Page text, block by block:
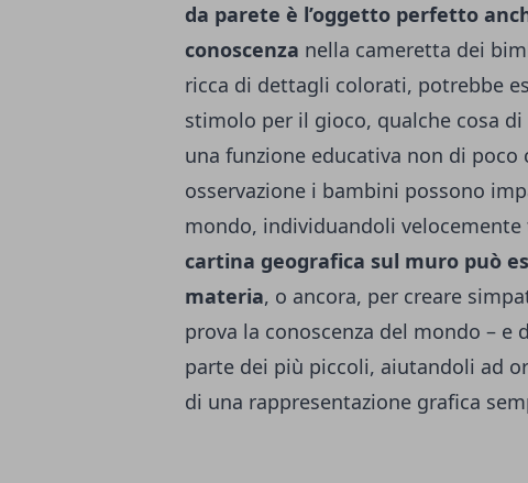
da parete è l’oggetto perfetto
conoscenza nella cameretta dei
ricca di dettagli colorati, potrebbe
stimolo per il gioco, qualche cosa
una funzione educativa non di
osservazione i bambini possono
mondo, individuandoli
cartina geografica sul muro può
materia, o ancora, per creare
prova la conoscenza del mondo –
parte dei più piccoli, aiutandoli ad
di una rappresentazione grafica